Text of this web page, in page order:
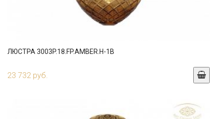
ЛЮСТРА 3003P.18.FP.AMBER.H-1B
23 732 руб.